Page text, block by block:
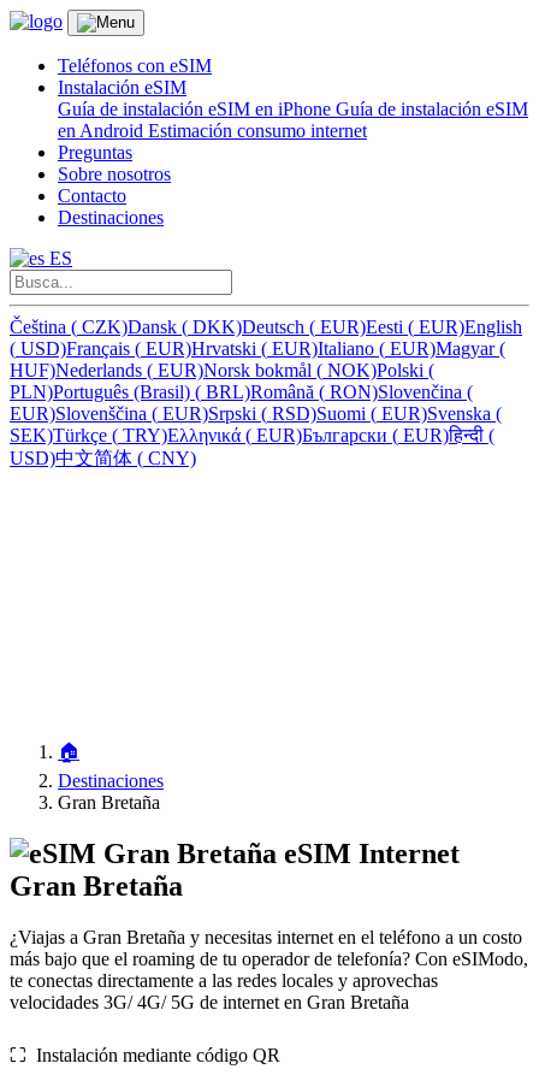
Teléfonos con eSIM
Instalación eSIM
Guía de instalación eSIM en iPhone Guía de instalación eSIM
en Android Estimación consumo internet
Preguntas
Sobre nosotros
Contacto
Destinaciones
ES
Čeština ( CZK)Dansk ( DKK)Deutsch ( EUR)Eesti ( EUR)English
( USD)Français ( EUR)Hrvatski ( EUR)Italiano ( EUR)Magyar(
HUF)Nederlands ( EUR)Norsk bokmål ( NOK)Polski (
PLN)Português (Brasil) ( BRL)Română ( RON)Slovenčina (
EUR)Slovenščina ( EUR)Srpski ( RSD)Suomi ( EUR)Svenska (
SEK)Türkçe ( TRY)Ελληνικά ( EUR)Български ( EUR)हिन्दी (
USD)中文简体 ( CNY)
🏠
Destinaciones
Gran Bretaña
eSIM Internet
Gran Bretaña
¿Viajas a Gran Bretaña y necesitas internet en el teléfono a un costo
más bajo que el roaming de tu operador de telefonía? Con eSIModo,
te conectas directamente a las redes locales y aprovechas
velocidades 3G/ 4G/ 5G de internet en Gran Bretaña
⛶️️ Instalación mediante código QR